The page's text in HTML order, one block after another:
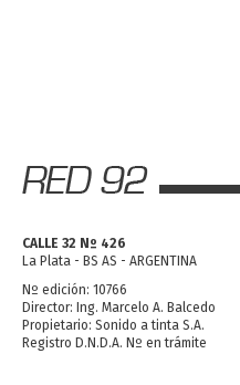
CALLE 32 Nº 426
La Plata - BS AS - ARGENTINA
Nº edición: 10766
Director: Ing. Marcelo A. Balcedo
Propietario: Sonido a tinta S.A.
Registro D.N.D.A. Nº en trámite